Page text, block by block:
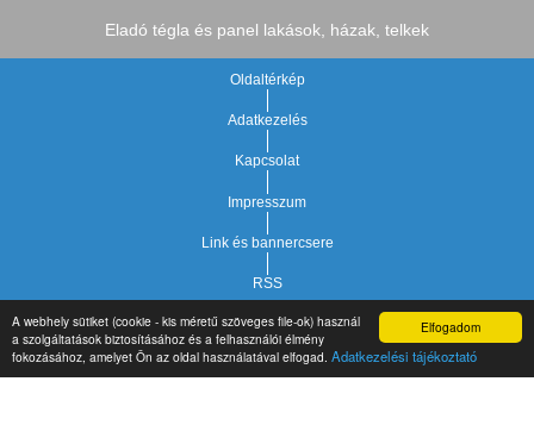
Elfogadom
A webhely sütiket (cookie - kis méretű szöveges file-ok) használ
a szolgáltatások biztosításához és a felhasználói élmény
fokozásához, amelyet Ön az oldal használatával elfogad. Adatkezelési tájékoztató
Eladó tégla és panel lakások, házak, telkek
Oldaltérkép
Adatkezelés
Kapcsolat
Impresszum
Link és bannercsere
RSS
Copyright © 2021.Vár-Köz Kft. - Ingatlan nyilvántartó, ügyviteli és
adminisztrációs szoftver